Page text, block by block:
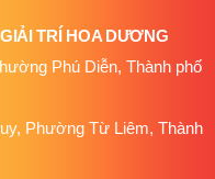
TRÍ HOA DƯƠNG
Phú Diễn, Thành phố
Phường Từ Liêm, Thành